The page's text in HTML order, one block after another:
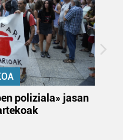
poliziala» jasan